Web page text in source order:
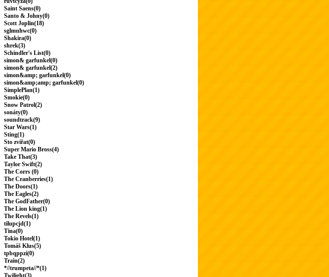
Saint Saens(0)
Santo & Johny(0)
Scott Joplin(18)
sglmuhwc(0)
Shakira(0)
shrek(3)
Schindler's List(0)
simon& garfunkel(0)
simon& garfunkel(2)
simon&amp; garfunkel(0)
simon&amp;amp; garfunkel(0)
SimplePlan(1)
Smokie(0)
Snow Patrol(2)
sonáty(0)
soundtrack(9)
Star Wars(1)
Sting(1)
Sto zvířat(0)
Super Mario Bross(4)
Take That(3)
Taylor Swift(2)
The Corrs (0)
The Cranberries(1)
The Doors(1)
The Eagles(2)
The GodFather(0)
The Lion king(1)
The Revels(1)
tilupcjd(1)
Tina(0)
Tokio Hotel(1)
Tomáš Klus(5)
tpbqppzi(0)
Train(2)
*//trumpeta//*(1)
Twilight(3)